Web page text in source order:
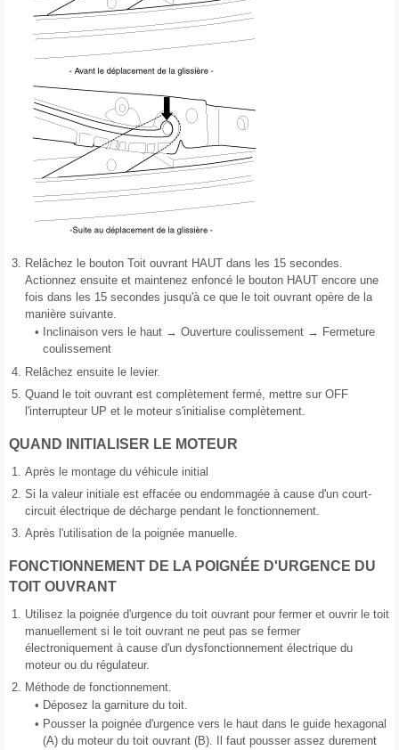
3. Relâchez le bouton Toit ouvrant HAUT dans les 15 secondes.
Actionnez ensuite et maintenez enfoncé le bouton HAUT encore une
fois dans les 15 secondes jusqu'à ce que le toit ouvrant opère de la
manière suivante.
•
Inclinaison vers le haut → Ouverture coulissement → Fermeture
coulissement
4. Relâchez ensuite le levier.
5. Quand le toit ouvrant est complètement fermé, mettre sur OFF
l'interrupteur UP et le moteur s'initialise complètement.
QUAND INITIALISER LE MOTEUR
1. Après le montage du véhicule initial
2. Si la valeur initiale est effacée ou endommagée à cause d'un court-
circuit électrique de décharge pendant le fonctionnement.
3. Après l'utilisation de la poignée manuelle.
FONCTIONNEMENT DE LA POIGNÉE D'URGENCE DU
TOIT OUVRANT
1. Utilisez la poignée d'urgence du toit ouvrant pour fermer et ouvrir le toit
manuellement si le toit ouvrant ne peut pas se fermer
électroniquement à cause d'un dysfonctionnement électrique du
moteur ou du régulateur.
2. Méthode de fonctionnement.
• Déposez la garniture du toit.
• Pousser la poignée d'urgence vers le haut dans le guide hexagonal
(A) du moteur du toit ouvrant (B). Il faut pousser assez durement